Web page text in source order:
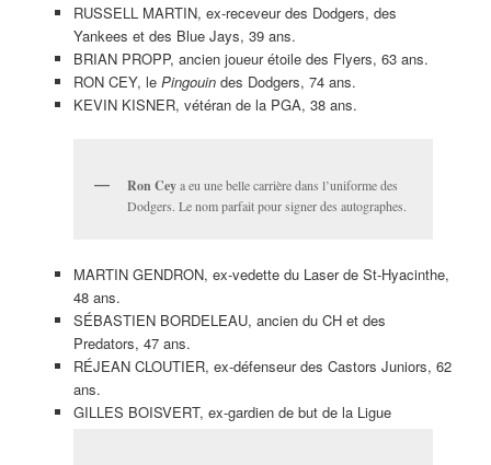
RUSSELL MARTIN, ex-receveur des Dodgers, des
Yankees et des Blue Jays, 39 ans.
BRIAN PROPP, ancien joueur étoile des Flyers, 63 ans.
RON CEY, le Pingouindes Dodgers, 74 ans.
KEVIN KISNER, vétéran de la PGA, 38 ans.
Ron Ceya eu une belle carrière dans l’uniforme des
Dodgers. Le nom parfait pour signer des autographes.
MARTIN GENDRON, ex-vedette du Laser de St-Hyacinthe,
48 ans.
SÉBASTIEN BORDELEAU, ancien du CH et des
Predators, 47 ans.
RÉJEAN CLOUTIER, ex-défenseur des Castors Juniors, 62
ans.
GILLES BOISVERT, ex-gardien de but de la Ligue